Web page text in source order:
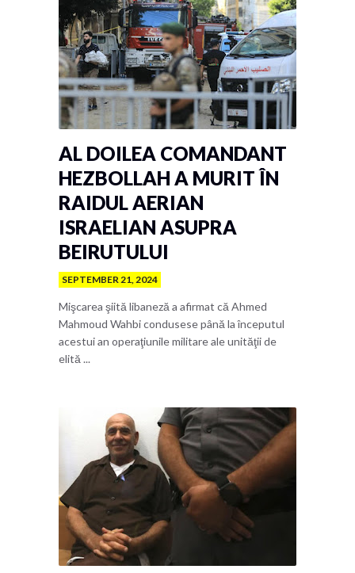
AL DOILEA COMANDANT
HEZBOLLAH A MURIT ÎN
RAIDUL AERIAN
ISRAELIAN ASUPRA
BEIRUTULUI
SEPTEMBER 21, 2024
Mişcarea şiită libaneză a afirmat că Ahmed
Mahmoud Wahbi condusese până la începutul
acestui an operaţiunile militare ale unităţii de
elită ...